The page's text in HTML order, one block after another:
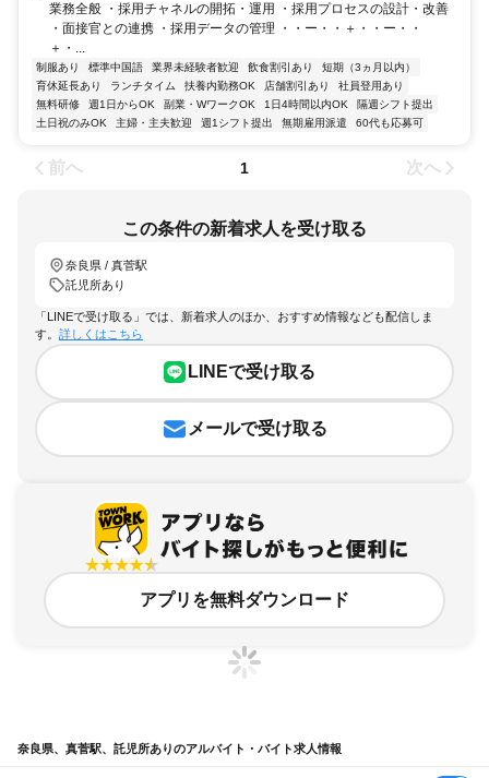
業務全般 ・採用チャネルの開拓・運用 ・採用プロセスの設計・改善
・面接官との連携 ・採用データの管理 ・・ー・・＋・・ー・・
＋・...
制服あり 標準中国語 業界未経験者歓迎 飲食割引あり
短期（3ヵ月以内）
育休延長あり
ランチタイム 扶養内勤務OK 店舗割引あり
社員登用あり
無料研修
週1日からOK 副業・WワークOK 1日4時間以内OK
隔週シフト提出
土日祝のみOK
主婦・主夫歓迎 週1シフト提出 無期雇用派遣 60代も応募可
前へ 1 次へ
この条件の新着求人を受け取る
奈良県 / 真菅駅
託児所あり
「LINEで受け取る」では、新着求人のほか、おすすめ情報なども配信しま
す。 詳しくはこちら
LINEで受け取る
メールで受け取る
アプリを無料ダウンロード
奈良県、真菅駅、託児所ありのアルバイト・バイト求人情報